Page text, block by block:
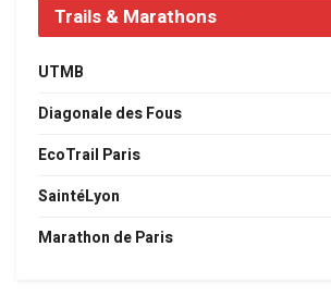
Trails & Marathons
UTMB
Diagonale des Fous
EcoTrail Paris
SaintéLyon
Marathon de Paris